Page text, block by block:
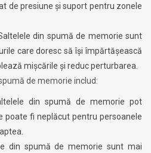
de presiune și suport pentru zonele
din spumă de memorie sunt
care doresc să își împărtășească
mișcările și reduc perturbarea.
de memorie includ:
din spumă de memorie pot
poate fi neplăcut pentru persoanele
din spumă de memorie sunt mai